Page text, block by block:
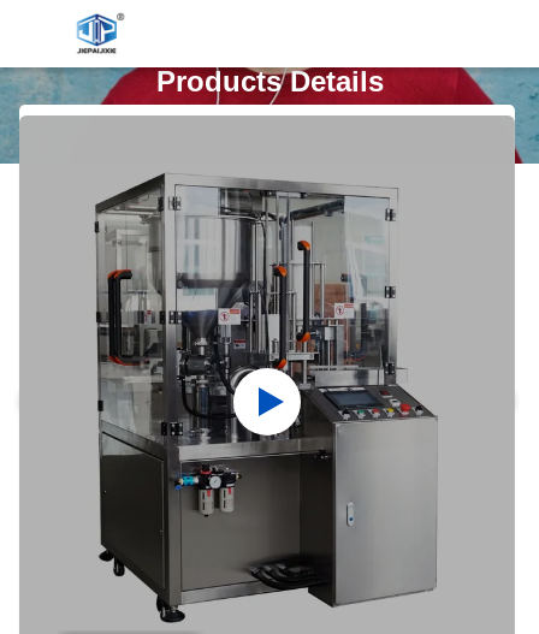
Products Details